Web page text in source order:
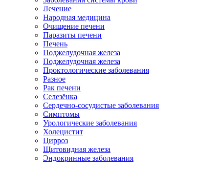
Лечение
Народная медицина
Очищение печени
Паразиты печени
Печень
Поджелудочная железа
Поджелудочная железа
Проктологические заболевания
Разное
Рак печени
Селезёнка
Сердечно-сосудистые заболевания
Симптомы
Урологические заболевания
Холецистит
Цирроз
Щитовидная железа
Эндокринные заболевания